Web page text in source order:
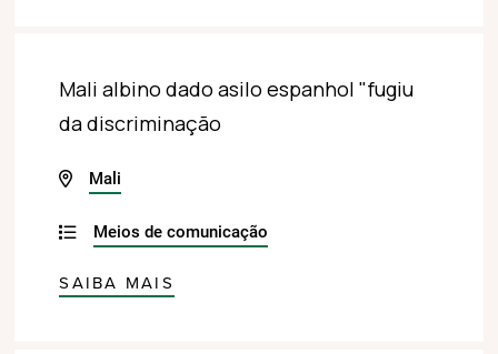
Mali albino dado asilo espanhol "fugiu
da discriminação
Mali
Meios de comunicação
SAIBA MAIS